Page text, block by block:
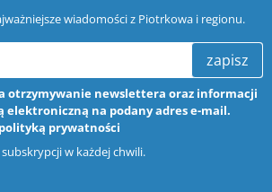
wiadomości z Piotrkowa i regionu.
zapisz
otrzymywanie newslettera oraz informacji
elektroniczną na podany adres e-mail.
polityką prywatności
w każdej chwili.